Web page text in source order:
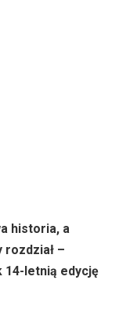
historia, a
rozdział –
14-letnią edycję